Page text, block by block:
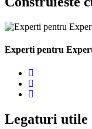
Experti pentru
Legaturi utile